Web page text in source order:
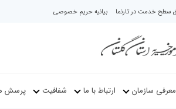
سطح خدمت در تارنما بیانیه حریم خصوصی
معرفی سازمان ارتباط با ما شفافیت پرسش